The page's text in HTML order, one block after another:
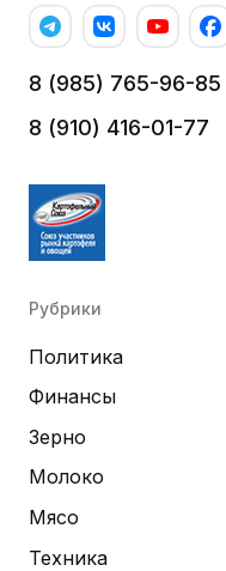
8 (985) 765-96-85
8 (910) 416-01-77
Рубрики
Политика
Финансы
Зерно
Молоко
Мясо
Техника